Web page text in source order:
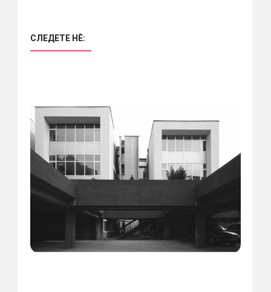
СЛЕДЕТЕ НÈ: